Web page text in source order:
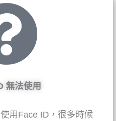
無法使用
用Face ID，很多時候